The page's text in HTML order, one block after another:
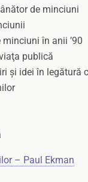
de minciuni
în anii ’90
publică
și idei în legătură
– Paul Ekman